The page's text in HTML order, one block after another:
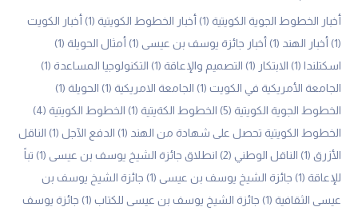
أخبار الخطوط الجوية الكويتية (1) أخبار الخطوط الكويتية (1)
أخبار الكويت
(1)
أخبار الهند (1) أخبار جائزة يوسف بن عيسى (1) أمثال الحويلة (1)
اسكتلندا (1) الابتكار (1) التصميم والإعاقة (1) التكنولوجيا المساعدة (1)
الجامعة الأمريكية في الكويت (1) الجامعة الامريكية (1) الحويلة (1)
الخطوط الجوية الكويتية (5) الخطوط الكةيتية (1) الخطوط الكويتية (4)
الخطوط الكويتية تحصل على شهادة من الهند (1) الدفع الآجل (1)
الناقل
الأزرق (1) الناقل الوطني (2) انطلاق جائزة الشيخ يوسف بن عيسى (1)
تباً
للإعاقة (1) جائزة الشيخ يوسف بن عيسى (1)
جائزة الشيخ يوسف بن
عيسى الثقافية (1) جائزة الشيخ يوسف بن عيسى للكتاب (1)
جائزة يوسف